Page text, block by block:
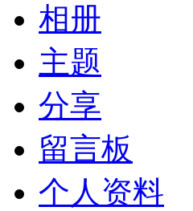
相册
主题
分享
留言板
个人资料